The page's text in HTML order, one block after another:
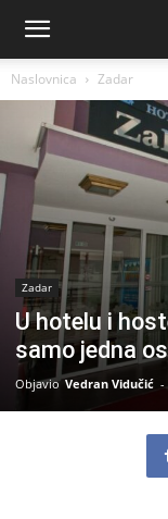
Naslovnica Zadar
Zadar
U hotelu i
samo jedna
Objavio Vedran Vidučić -